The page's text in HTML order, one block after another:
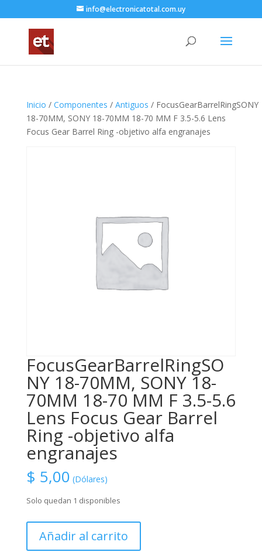
info@electronicatotal.com.uy
Inicio / Componentes / Antiguos / FocusGearBarrelRingSONY
18-70MM, SONY 18-70MM 18-70 MM F 3.5-5.6 Lens
Focus Gear Barrel Ring -objetivo alfa engranajes
FocusGearBarrelRingSO
NY 18-70MM, SONY 18-
70MM 18-70 MM F 3.5-5.6
Lens Focus Gear Barrel
Ring -objetivo alfa
engranajes
$ 5,00 (Dólares)
Solo quedan 1 disponibles
Añadir al carrito